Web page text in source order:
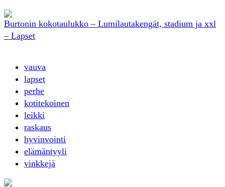
Burtonin kokotaulukko – Lumilautakengät, stadium ja xxl
– Lapset
vauva
lapset
perhe
kotitekoinen
leikki
raskaus
hyvinvointi
elämäntyyli
vinkkejä